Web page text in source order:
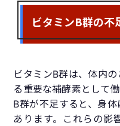
ビタミンB群の不
ビタミンB群は、体内
る重要な補酵素として
B群が不足すると、身
あります。これらの影